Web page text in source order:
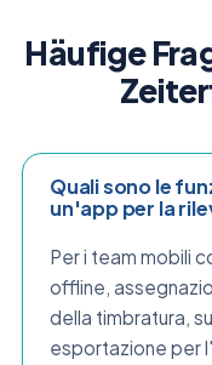
Häufige
Quali sono le
un'app per la
Per i team mobili
offline,
della timbratura,
esportazione per